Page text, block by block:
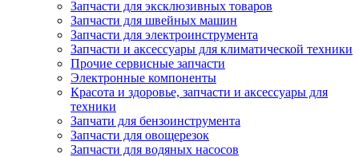
Запчасти для эксклюзивных товаров
Запчасти для швейных машин
Запчасти для электроинструмента
Запчасти и аксессуары для климатической техники
Прочие сервисные запчасти
Электронные компоненты
Красота и здоровье, запчасти и аксессуары для
техники
Запчати для бензоинструмента
Запчасти для овощерезок
Запчасти для водяных насосов